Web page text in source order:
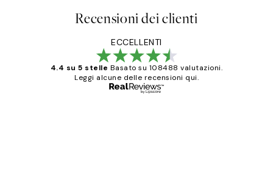
Recensioni dei clienti
ECCELLENTI
4.4 su 5 stelle Basato su 108488 valutazioni.
Leggi alcune delle recensioni qui.